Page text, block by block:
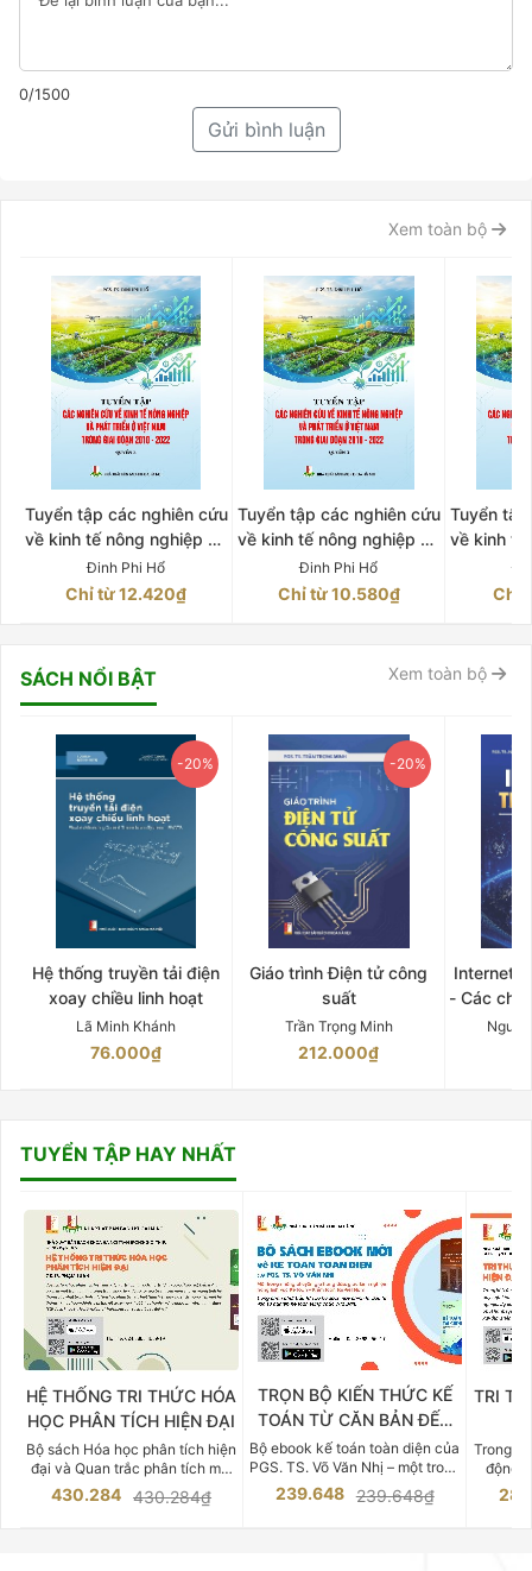
0/1500
Gửi bình luận
Xem toàn bộ
Tuyển tập các nghiên cứu
về kinh tế nông nghiệp và
phát triển ở Việt Nam
trong giai đoạn 2010-
Đinh Phi Hổ
Chỉ từ 12.420₫
Tuyển tập các nghiên cứu
về kinh tế nông nghiệp và
phát triển ở Việt Nam
trong giai đoạn 2010-
Đinh Phi Hổ
Chỉ từ 10.580₫
Tuyển
về kinh tế
phát
trong
Chỉ
SÁCH NỔI BẬT Xem toàn bộ
-20%
Hệ thống truyền tải điện
xoay chiều linh hoạt
Lã Minh Khánh
76.000₫
-20%
Giáo trình Điện tử công
suất
Trần Trọng Minh
212.000₫
Internet
- Các
TUYỂN TẬP HAY NHẤT
HỆ THỐNG TRI THỨC HÓA
HỌC PHÂN TÍCH HIỆN ĐẠI
Bộ sách Hóa học phân tích hiện
đại và Quan trắc phân tích môi
trường của Cố Giáo sư, Tiến sĩ
Phạm Luận là một trong những
430.284 430.284₫
TRỌN BỘ KIẾN THỨC KẾ
TOÁN TỪ CĂN BẢN ĐẾN
CHUYÊN SÂU
Bộ ebook kế toán toàn diện của
PGS. TS. Võ Văn Nhị – một trong
những chuyên gia hàng đầu,
giàu kinh nghiệm trong lĩnh vực
239.648 239.648₫
TRI
Trong
động
việc
tế và